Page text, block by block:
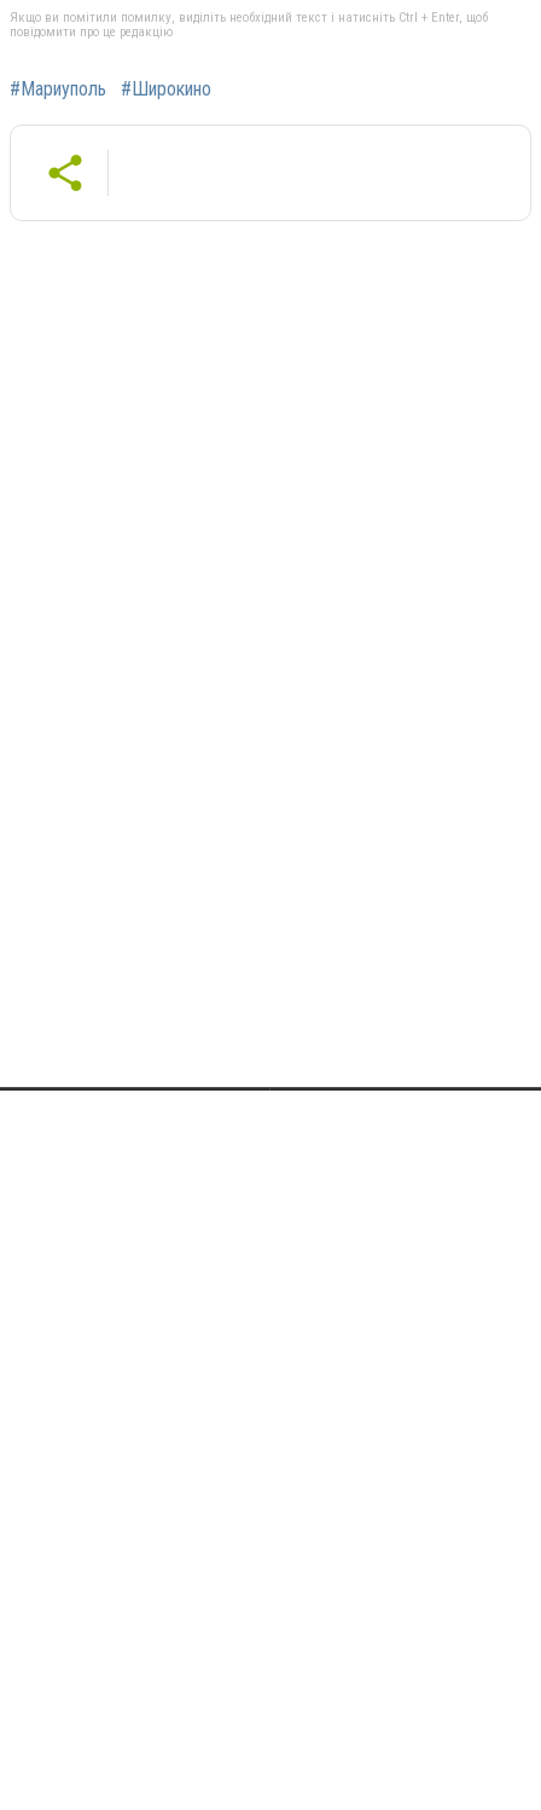
Якщо ви помітили помилку, виділіть необхідний текст і натисніть Ctrl + Enter, щоб
повідомити про це редакцію
#Мариуполь #Широкино